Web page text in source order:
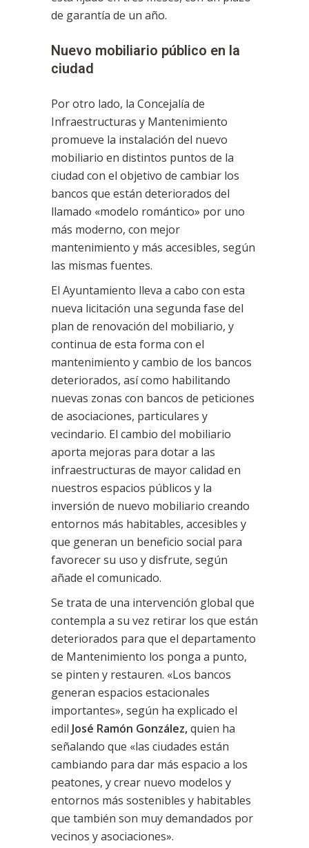
de garantía de un año.
Nuevo mobiliario público en la
ciudad
Por otro lado, la Concejalía de
Infraestructuras y Mantenimiento
promueve la instalación del nuevo
mobiliario en distintos puntos de la
ciudad con el objetivo de cambiar los
bancos que están deteriorados del
llamado «modelo romántico» por uno
más moderno, con mejor
mantenimiento y más accesibles, según
las mismas fuentes.
El Ayuntamiento lleva a cabo con esta
nueva licitación una segunda fase del
plan de renovación del mobiliario, y
continua de esta forma con el
mantenimiento y cambio de los bancos
deteriorados, así como habilitando
nuevas zonas con bancos de peticiones
de asociaciones, particulares y
vecindario. El cambio del mobiliario
aporta mejoras para dotar a las
infraestructuras de mayor calidad en
nuestros espacios públicos y la
inversión de nuevo mobiliario creando
entornos más habitables, accesibles y
que generan un beneficio social para
favorecer su uso y disfrute, según
añade el comunicado.
Se trata de una intervención global que
contempla a su vez retirar los que están
deteriorados para que el departamento
de Mantenimiento los ponga a punto,
se pinten y restauren. «Los bancos
generan espacios estacionales
importantes», según ha explicado el
edil José Ramón González,quien ha
señalando que «las ciudades están
cambiando para dar más espacio a los
peatones, y crear nuevo modelos y
entornos más sostenibles y habitables
que también son muy demandados por
vecinos y asociaciones».